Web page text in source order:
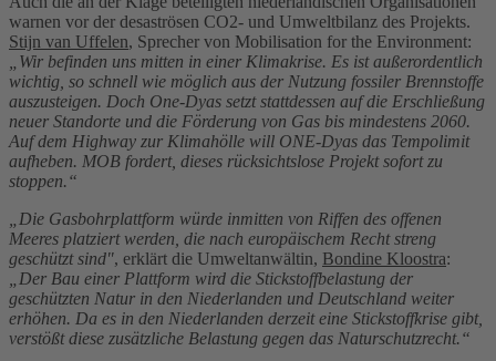
warnen vor der desaströsen CO2- und Umweltbilanz des Projekts.
Stijn van Uffelen, Sprecher von Mobilisation for the Environment:
„Wir befinden uns mitten in einer Klimakrise. Es ist außerordentlich
wichtig, so schnell wie möglich aus der Nutzung fossiler Brennstoffe
auszusteigen. Doch One-Dyas setzt stattdessen auf die Erschließung
neuer Standorte und die Förderung von Gas bis mindestens 2060.
Auf dem Highway zur Klimahölle will ONE-Dyas das Tempolimit
aufheben. MOB fordert, dieses rücksichtslose Projekt sofort zu
stoppen.“
„Die Gasbohrplattform würde inmitten von Riffen des offenen
Meeres platziert werden, die nach europäischem Recht streng
geschützt sind", erklärt die Umweltanwältin, Bondine Kloostra:
„Der Bau einer Plattform wird die Stickstoffbelastung der
geschützten Natur in den Niederlanden und Deutschland weiter
erhöhen. Da es in den Niederlanden derzeit eine Stickstoffkrise gibt,
verstößt diese zusätzliche Belastung gegen das Naturschutzrecht.“